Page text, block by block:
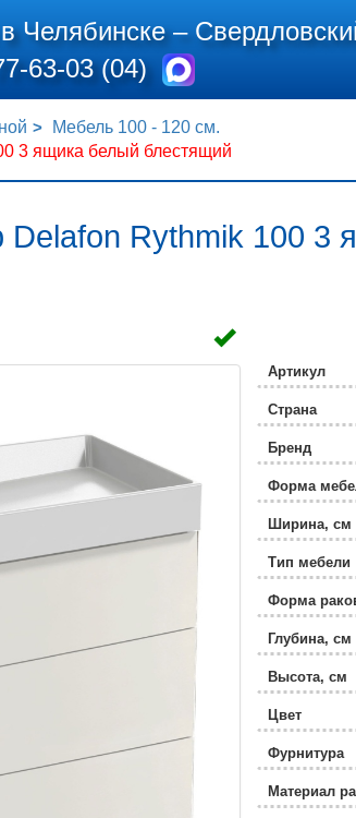
в Челябинске –
63-03 (04)
Мебель 100 - 120 см.
3 ящика белый блестящий
Delafon Rythmik 100 3
Артикул
Страна
Бренд
Форма
Ширина, см
Тип мебели
Форма
Глубина, см
Высота, см
Цвет
Фурнитура
Материал